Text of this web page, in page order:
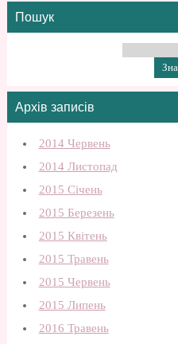
Пошук
Архів записів
2014 Червень
2014 Листопад
2015 Січень
2015 Березень
2015 Квітень
2015 Травень
2015 Червень
2015 Липень
2016 Травень